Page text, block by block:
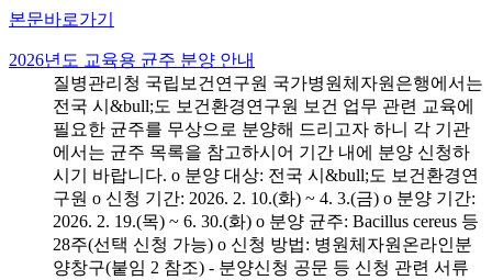
본문바로가기
2026년도 교육용 균주 분양 안내
질병관리청 국립보건연구원 국가병원체자원은행에서는
전국 시&bull;도 보건환경연구원 보건 업무 관련 교육에
필요한 균주를 무상으로 분양해 드리고자 하니 각 기관
에서는 균주 목록을 참고하시어 기간 내에 분양 신청하
시기 바랍니다. o 분양 대상: 전국 시&bull;도 보건환경연
구원 o 신청 기간: 2026. 2. 10.(화) ~ 4. 3.(금) o 분양 기간:
2026. 2. 19.(목) ~ 6. 30.(화) o 분양 균주: Bacillus cereus 등
28주(선택 신청 가능) o 신청 방법: 병원체자원온라인분
양창구(붙임 2 참조) - 분양신청 공문 등 신청 관련 서류